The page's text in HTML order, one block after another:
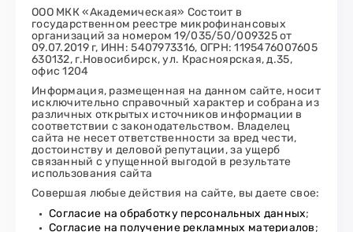
ООО МКК «Академическая» Состоит в
государственном реестре микрофинансовых
организаций за номером 19/035/50/009325 от
09.07.2019 г, ИНН: 5407973316, ОГРН: 1195476007605
630132, г.Новосибирск, ул. Красноярская, д.35,
офис 1204
Информация, размещенная на данном сайте, носит
исключительно справочный характер и собрана из
различных открытых источников информации в
соответствии с законодательством. Владелец
сайта не несет ответственности за вред чести,
достоинству и деловой репутации, за ущерб
связанный с упущенной выгодой в результате
использования сайта
Совершая любые действия на сайте, вы даете свое:
Согласие на обработку персональных данных;
Согласие на получение рекламных материалов;